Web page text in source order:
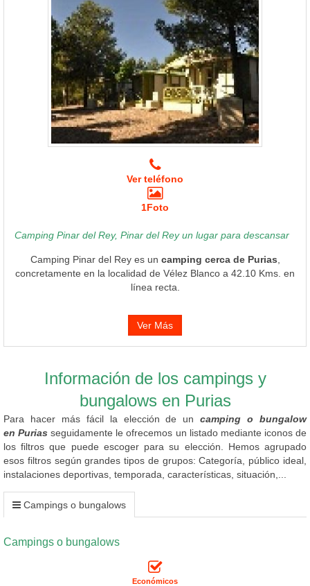
Ver teléfono
1Foto
Camping Pinar del Rey, Pinar del Rey un lugar para descansar
Camping Pinar del Rey es un camping cerca de Purias
concretamente en la localidad de Vélez Blanco a 42.10 Kms. en
línea recta.
Ver Más
Información de los campings y
bungalows en Purias
Para hacer más fácil la elección de uncamping o bungalow
en Purias seguidamente le ofrecemos un listado mediante iconos de
los filtros que puede escoger para su elección. Hemos agrupado
esos filtros según grandes tipos de grupos: Categoría, público ideal,
instalaciones deportivas, temporada, características, situación,...
Campings o bungalows
Campings o bungalows
Económicos